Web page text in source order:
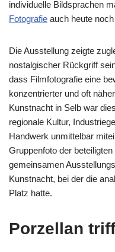
individuelle Bildsprachen
Fotografie auch heute
Die Ausstellung zeigte
nostalgischer Rückgriff
dass Filmfotografie eine
konzentrierter und oft
Kunstnacht in Selb war
regionale Kultur,
Handwerk unmittelbar
Gruppenfoto der
gemeinsamen
Kunstnacht, bei der die
Platz hatte.
Porzellan